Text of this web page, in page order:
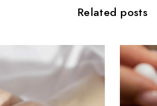
Related posts